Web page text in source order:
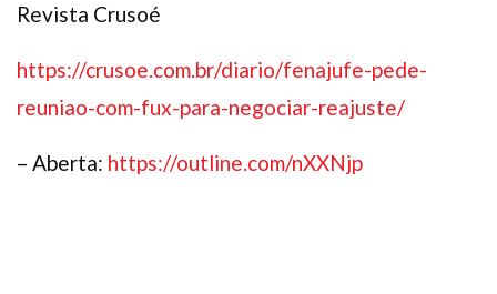
Revista Crusoé
https://crusoe.com.br/diario/fenajufe-pede-
reuniao-com-fux-para-negociar-reajuste/
– Aberta: https://outline.com/nXXNjp